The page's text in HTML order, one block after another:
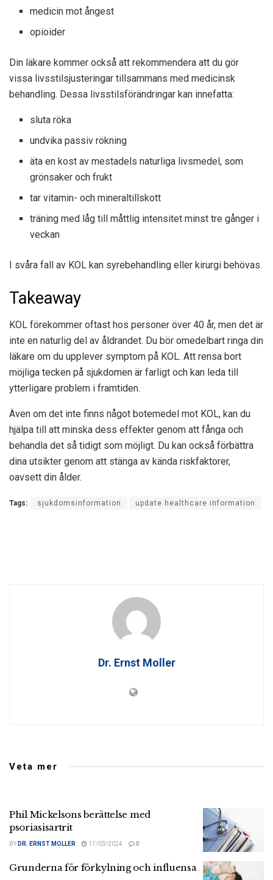
medicin mot ångest
opioider
Din läkare kommer också att rekommendera att du gör
vissa livsstilsjusteringar tillsammans med medicinsk
behandling. Dessa livsstilsförändringar kan innefatta:
sluta röka
undvika passiv rökning
äta en kost av mestadels naturliga livsmedel, som
grönsaker och frukt
tar vitamin- och mineraltillskott
träning med låg till måttlig intensitet minst tre gånger i
veckan
I svåra fall av KOL kan syrebehandling eller kirurgi behövas.
Takeaway
KOL förekommer oftast hos personer över 40 år, men det är
inte en naturlig del av åldrandet. Du bör omedelbart ringa din
läkare om du upplever symptom på KOL. Att rensa bort
möjliga tecken på sjukdomen är farligt och kan leda till
ytterligare problem i framtiden.
Även om det inte finns något botemedel mot KOL, kan du
hjälpa till att minska dess effekter genom att fånga och
behandla det så tidigt som möjligt. Du kan också förbättra
dina utsikter genom att stänga av kända riskfaktorer,
oavsett din ålder.
Tags: sjukdomsinformation update healthcare information
Dr. Ernst Moller
Veta mer
Phil Mickelsons berättelse med
psoriasisartrit
BY DR. ERNST MOLLER 17/03/2024 0
Grunderna för förkylning och influensa